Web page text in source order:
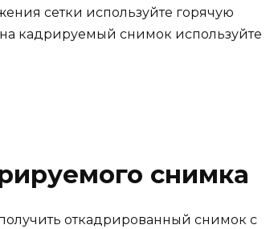
сетки используйте горячую
кадрируемый снимок используйте
снимка
откадрированный снимок с